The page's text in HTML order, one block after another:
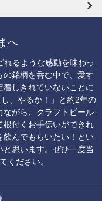
へ
るような感動を味わっ
銘柄を呑む中で、愛す
しきれていないことに
、やるか！」と約2年の
がら、クラフトビール
付くお手伝いができれ
飲んでもらいたい！とい
思います。ぜひ一度当
ください。